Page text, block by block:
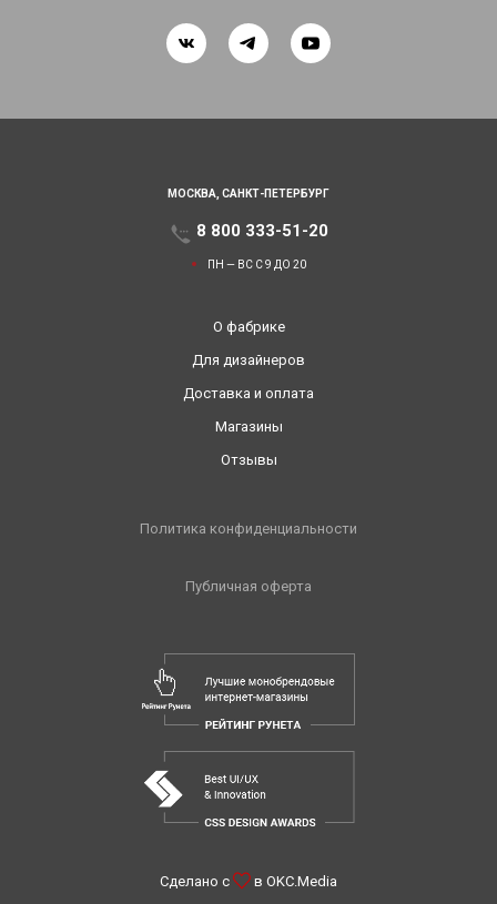
МОСКВА, САНКТ-ПЕТЕРБУРГ
8 800 333-51-20
ПН — ВС С 9 ДО 20
О фабрике
Для дизайнеров
Доставка и оплата
Магазины
Отзывы
Политика конфиденциальности
Публичная оферта
Сделано с в OKC.Media